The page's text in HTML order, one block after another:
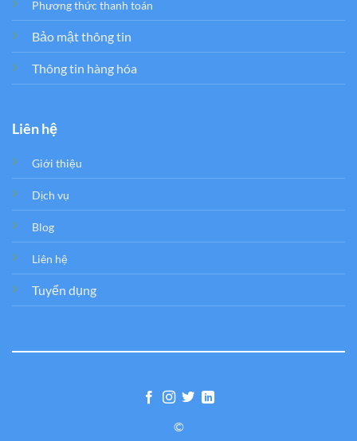
Phương thức thanh toán
Bảo mật thông tin
Thông tin hàng hóa
Liên hệ
Giới thiệu
Dịch vụ
Blog
Liên hệ
Tuyển dụng
©